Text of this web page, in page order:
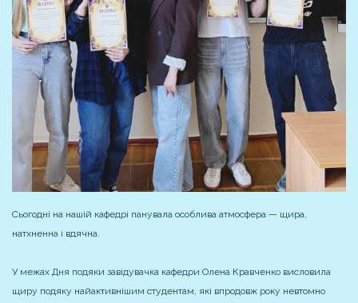
Сьогодні на нашій кафедрі панувала особлива атмосфера — щира,
натхненна і вдячна.
У межах Дня подяки завідувачка кафедри Олена Кравченко висловила
щиру подяку найактивнішим студентам, які впродовж року невтомно